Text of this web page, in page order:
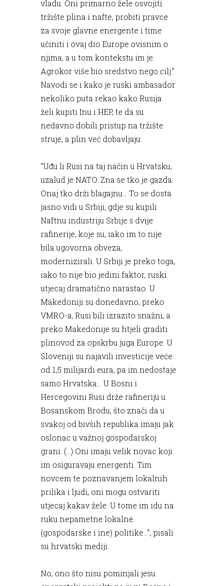
vladu. Oni primarno žele osvojiti
tržište plina i nafte, probiti pravce
za svoje glavne energente i time
učiniti i ovaj dio Europe ovisnim o
njima, a u tom kontekstu im je
Agrokor više bio sredstvo nego cilj.”
Navodi se i kako je ruski ambasador
nekoliko puta rekao kako Rusija
želi kupiti Inu i HEP, te da su
nedavno dobili pristup na tržište
struje, a plin već dobavljaju.
“Uđu li Rusi na taj način u Hrvatsku,
uzalud je NATO. Zna se tko je gazda.
Onaj tko drži blagajnu... To se dosta
jasno vidi u Srbiji, gdje su kupili
Naftnu industriju Srbije s dvije
rafinerije, koje su, iako im to nije
bila ugovorna obveza,
modernizirali. U Srbiji je preko toga,
iako to nije bio jedini faktor, ruski
utjecaj dramatično narastao. U
Makedoniji su donedavno, preko
VMRO-a, Rusi bili izrazito snažni, a
preko Makedonije su htjeli graditi
plinovod za opskrbu juga Europe. U
Sloveniji su najavili investicije veće
od 1,5 milijardi eura, pa im nedostaje
samo Hrvatska... U Bosni i
Hercegovini Rusi drže rafineriju u
Bosanskom Brodu, što znači da u
svakoj od bivših republika imaju jak
oslonac u važnoj gospodarskoj
grani. (…) Oni imaju velik novac koji
im osiguravaju energenti. Tim
novcem te poznavanjem lokalnih
prilika i ljudi, oni mogu ostvariti
utjecaj kakav žele. U tome im idu na
ruku nepametne lokalne
(gospodarske i ine) politike…”, pisali
su hrvatski mediji.
No, ono što nisu pominjali jesu